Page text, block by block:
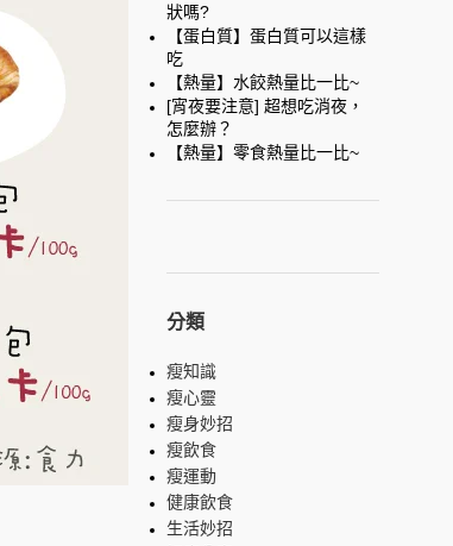
狀嗎?
【蛋白質】蛋白質可以這樣
吃
【熱量】水餃熱量比一比~
[宵夜要注意] 超想吃消夜，
怎麼辦？
【熱量】零食熱量比一比~
分類
瘦知識
瘦心靈
瘦身妙招
瘦飲食
瘦運動
健康飲食
生活妙招